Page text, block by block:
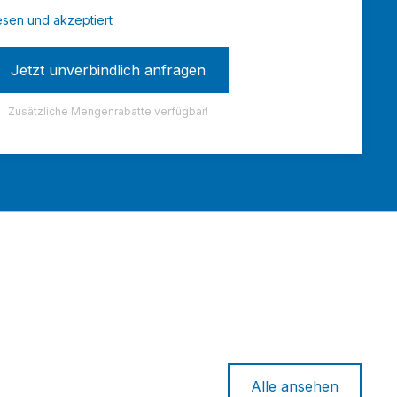
und akzeptiert
Zusätzliche Mengenrabatte verfügbar!
Alle ansehen